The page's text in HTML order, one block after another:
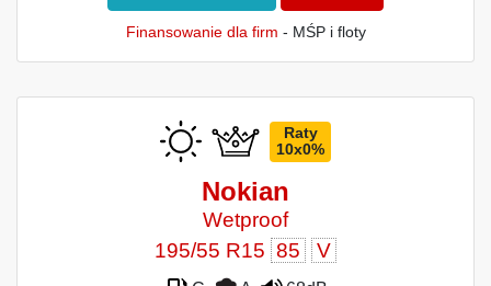
Finansowanie dla firm - MŚP i floty
Raty
10x0%
Nokian
Wetproof
195/55 R15 85 V